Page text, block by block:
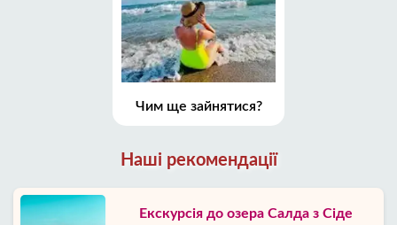
Чим ще зайнятися?
Наші рекомендації
Екскурсія до озера Салда з Сіде